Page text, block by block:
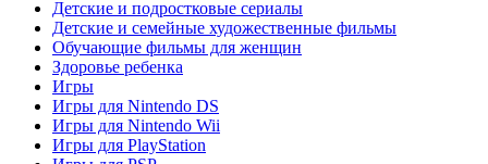
Детские и подростковые сериалы
Детские и семейные художественные фильмы
Обучающие фильмы для женщин
Здоровье ребенка
Игры
Игры для Nintendo DS
Игры для Nintendo Wii
Игры для PlayStation